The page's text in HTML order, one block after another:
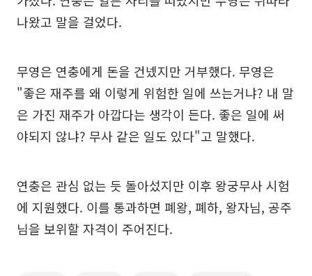
나왔고 말을 걸었다.
무영은 연충에게 돈을 건넸지만 거부했다. 무영은
"좋은 재주를 왜 이렇게 위험한 일에 쓰는거냐? 내 말
은 가진 재주가 아깝다는 생각이 든다. 좋은 일에 써
야되지 않냐? 무사 같은 일도 있다"고 말했다.
연충은 관심 없는 듯 돌아섰지만 이후 왕궁무사 시험
에 지원했다. 이를 통과하면 폐왕, 폐하, 왕자님, 공주
님을 보위할 자격이 주어진다.